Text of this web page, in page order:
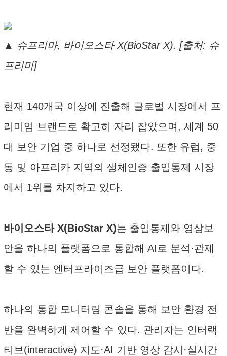
▲ 슈프리마, 바이오스타 X(BioStar X). [출처: 슈
프리마]
현재 140개국 이상에 진출해 글로벌 시장에서 프
리미엄 브랜드로 확고히 자리 잡았으며, 세계 50
대 보안 기업 중 하나로 선정됐다. 또한 유럽, 중
동 및 아프리카 지역의 생체인증 출입통제 시장
에서 1위를 차지하고 있다.
바이오스타 X(BioStar X)는 출입통제와 영상보
안을 하나의 플랫폼으로 통합해 AI로 분석·관제
할 수 있는 엔터프라이즈급 보안 플랫폼이다.
하나의 통합 모니터링 콘솔을 통해 보안 환경 전
반을 완벽하게 제어할 수 있다. 관리자는 인터랙
티브(interactive) 지도·AI 기반 영상 감시·실시간